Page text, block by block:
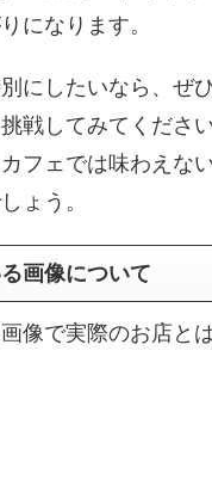
になります。
にしたいなら、ぜ
戦してみてくださ
フェでは味わえな
ょう。
画像について
像で実際のお店と